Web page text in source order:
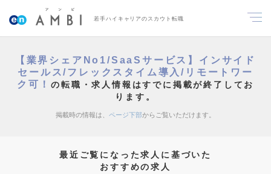
若手ハイキャリアのスカウト転職
【業界シェアNo1/SaaSサービス】インサイド
セールス/フレックスタイム導入/リモートワー
ク可！の転職・求人情報はすでに掲載が終了してお
ります。
掲載時の情報は、 ページ下部からご覧いただけます。
最近ご覧になった求人に基づいた
おすすめの求人